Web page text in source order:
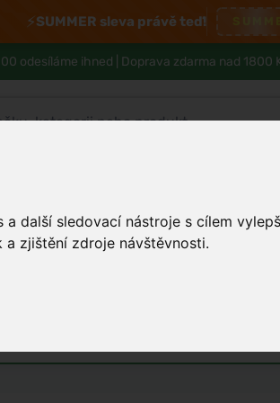
další sledovací nástroje s cílem
zjištění zdroje návštěvnosti.
⚡SUMMER sleva právě teď!
odesíláme ihned | Doprava zdarma nad 1800
Tělo a hygiena
se únava,